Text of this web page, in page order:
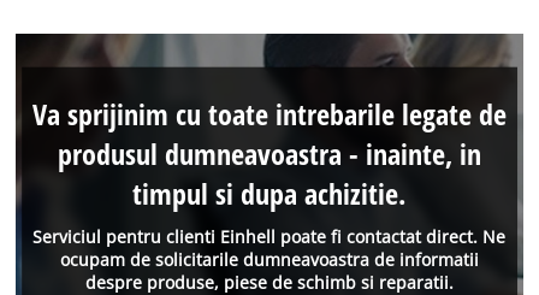
Serviciul pentru clienti Einhell poate fi contactat direct. Ne
ocupam de solicitarile dumneavoastra de informatii
despre produse, piese de schimb si reparatii.
Va sprijinim cu toate intrebarile legate de
produsul dumneavoastra - inainte, in
timpul si dupa achizitie.